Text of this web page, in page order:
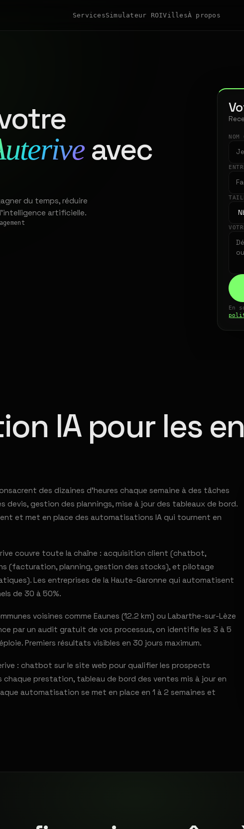
ServicesSimulateur ROIVillesÀ propos
avec
du temps, réduire
artificielle.
NOM
En
IA pour les
des dizaines d'heures chaque semaine à des tâches
gestion des plannings, mise à jour des tableaux de bord.
et met en place des automatisations IA qui tournent en
couvre toute la chaîne : acquisition client (chatbot,
(facturation, planning, gestion des stocks), et pilotage
Les entreprises de la Haute-Garonne qui automatisent
de 30 à 50%.
voisines comme Eaunes (12.2 km) ou Labarthe-sur-Lèze
par un audit gratuit de vos processus, on identifie les 3 à 5
Premiers résultats visibles en 30 jours maximum.
: chatbot sur le site web pour qualifier les prospects
prestation, tableau de bord des ventes mis à jour en
automatisation se met en place en 1 à 2 semaines et